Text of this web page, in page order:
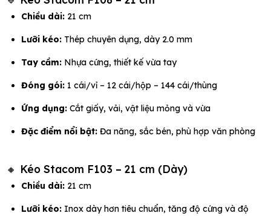
Chiều dài: 21 cm
Lưỡi kéo: Thép chuyên dụng, dày 2.0 mm
Tay cầm: Nhựa cứng, thiết kế vừa tay
Đóng gói: 1 cái/vỉ – 12 cái/hộp – 144 cái/thùng
Ứng dụng: Cắt giấy, vải, vật liệu mỏng và vừa
Đặc điểm nổi bật: Đa năng, sắc bén, phù hợp văn phòng
🔸 Kéo Stacom F103 – 21 cm (Dày)
Chiều dài: 21 cm
Lưỡi kéo: Inox dày hơn tiêu chuẩn, tăng độ cứng và độ